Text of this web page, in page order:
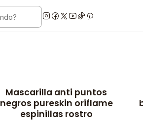
Mascarilla anti puntos
negros pureskin oriflame
espinillas rostro